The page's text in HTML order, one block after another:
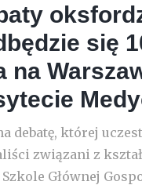
się
na
debatę, której
związani z
Głównej